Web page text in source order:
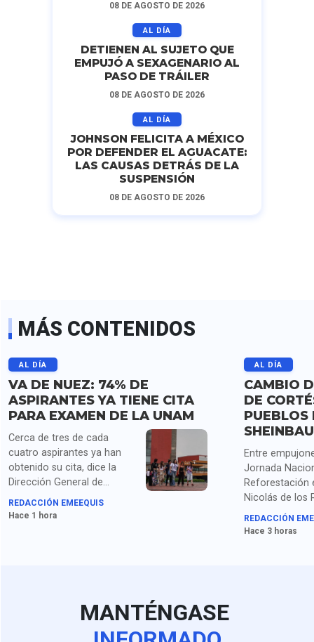
08 DE AGOSTO DE 2026
AL DÍA
DETIENEN AL SUJETO QUE
EMPUJÓ A SEXAGENARIO AL
PASO DE TRÁILER
08 DE AGOSTO DE 2026
AL DÍA
JOHNSON FELICITA A MÉXICO
POR DEFENDER EL AGUACATE:
LAS CAUSAS DETRÁS DE LA
SUSPENSIÓN
08 DE AGOSTO DE 2026
MÁS CONTENIDOS
AL DÍA
VA DE NUEZ: 74% DE
ASPIRANTES YA TIENE CITA
PARA EXAMEN DE LA UNAM
Cerca de tres de cada
cuatro aspirantes ya han
obtenido su cita, dice la
Dirección General de
Administración Escolar de
la UNAM, mientras siguen
REDACCIÓN EMEEQUIS
Hace 1 hora
AL DÍA
CAMBIO
DE
PUEBLOS
Entre
Jornada
Reforestación
Nicolás de los
Puebla,
el cambio de
REDACCIÓN
Hace 3 horas
MANTÉNGASE